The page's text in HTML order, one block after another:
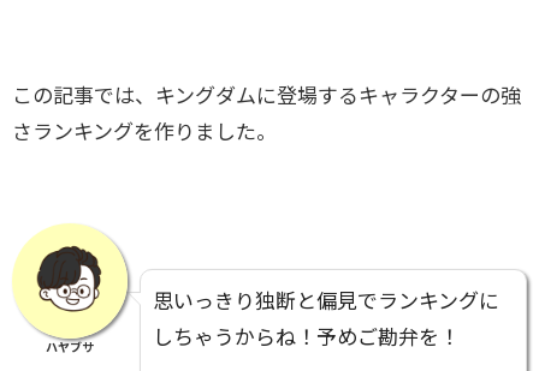
この記事では、キングダムに登場するキャラクターの強
さランキングを作りました。
ハヤブサ
思いっきり独断と偏見でランキングに
しちゃうからね！予めご勘弁を！